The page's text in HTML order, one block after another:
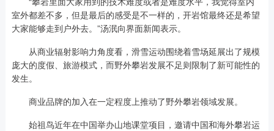
室外都差不多，但是最后的感受是不一样的，开岩馆最终还是希望
大家能够走到户外去。”汤泯向界面新闻表示。
从商业辐射影响力角度看，滑雪运动围绕着雪场延展出了规模
庞大的度假、旅游模式，而野外攀岩发展不足则限制了新可能性的
发生。
商业品牌的加入在一定程度上推动了野外攀岩领域发展。
始祖鸟近年在中国举办山地课堂项目，邀请中国和海外攀岩运